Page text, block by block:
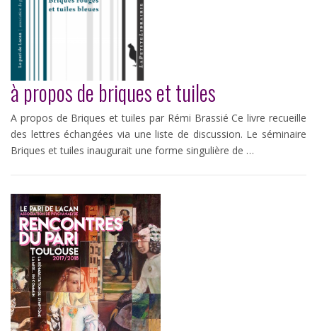
à propos de briques et tuiles
A propos de Briques et tuiles par Rémi Brassié Ce livre recueille
des lettres échangées via une liste de discussion. Le séminaire
Briques et tuiles inaugurait une forme singulière de …